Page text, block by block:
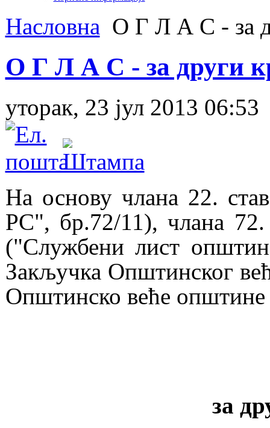
Насловна О Г Л А С - за
О Г Л А С - за други
уторак, 23 јул 2013 06:53
На основу члана 22.
РС", бр.72/11), члана
("Службени лист
Закључка Општинског
Општинско веће
за